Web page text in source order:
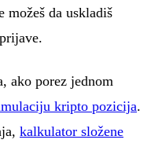
možeš da uskladiš
ako porez jednom
kripto pozicija.
kalkulator složene